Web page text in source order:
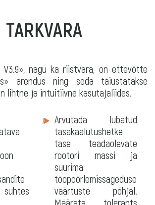
TARKVARA
V3.9», nagu ka riistvara, on ettevõtte
arendus ning seda täiustatakse
lihtne ja intuitiivne kasutajaliides.
Arvutada lubatud
tasakaalutushetke
tase teadaolevate
rootori massi ja
suurima
tööpöörlemissageduse
väärtuste põhjal.
Määrata tolerants